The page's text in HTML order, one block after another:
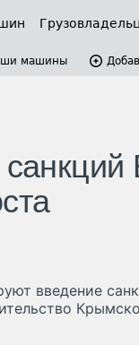
машины
введение